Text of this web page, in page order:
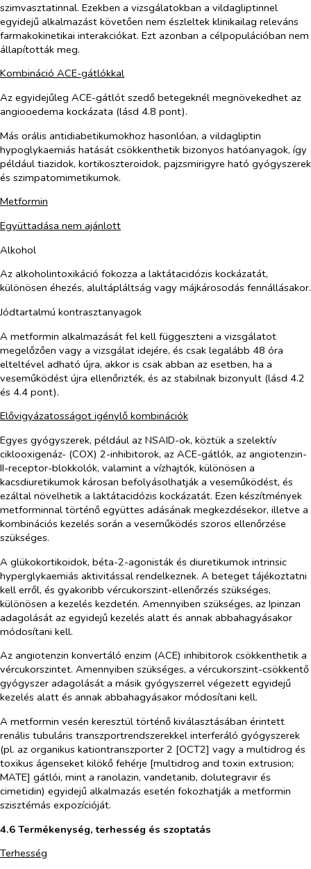
szimvasztatinnal. Ezekben a vizsgálatokban a vildagliptinnel
egyidejű alkalmazást követően nem észleltek klinikailag releváns
farmakokinetikai interakciókat. Ezt azonban a célpopulációban nem
állapították meg.
Kombináció ACE-gátlókkal
Az egyidejűleg ACE-gátlót szedő betegeknél megnövekedhet az
angiooedema kockázata (lásd 4.8 pont).
Más orális antidiabetikumokhoz hasonlóan, a vildagliptin
hypoglykaemiás hatását csökkenthetik bizonyos hatóanyagok, így
például tiazidok, kortikoszteroidok, pajzsmirigyre ható gyógyszerek
és szimpatomimetikumok.
Metformin
Együttadása nem ajánlott
Alkohol
Az alkoholintoxikáció fokozza a laktátacidózis kockázatát,
különösen éhezés, alultápláltság vagy májkárosodás fennállásakor.
Jódtartalmú kontrasztanyagok
A metformin alkalmazását fel kell függeszteni a vizsgálatot
megelőzően vagy a vizsgálat idejére, és csak legalább 48 óra
elteltével adható újra, akkor is csak abban az esetben, ha a
veseműködést újra ellenőrizték, és az stabilnak bizonyult (lásd 4.2
és 4.4 pont).
Elővigyázatosságot igénylő kombinációk
Egyes gyógyszerek, például az NSAID-ok, köztük a szelektív
ciklooxigenáz- (COX) 2-inhibitorok, az ACE-gátlók, az angiotenzin-
II-receptor-blokkolók, valamint a vízhajtók, különösen a
kacsdiuretikumok károsan befolyásolhatják a veseműködést, és
ezáltal növelhetik a laktátacidózis kockázatát. Ezen készítmények
metforminnal történő együttes adásának megkezdésekor, illetve a
kombinációs kezelés során a veseműködés szoros ellenőrzése
szükséges.
A glükokortikoidok, béta-2-agonisták és diuretikumok intrinsic
hyperglykaemiás aktivitással rendelkeznek. A beteget tájékoztatni
kell erről, és gyakoribb vércukorszint-ellenőrzés szükséges,
különösen a kezelés kezdetén. Amennyiben szükséges, az Ipinzan
adagolását az egyidejű kezelés alatt és annak abbahagyásakor
módosítani kell.
Az angiotenzin konvertáló enzim (ACE) inhibitorok csökkenthetik a
vércukorszintet. Amennyiben szükséges, a vércukorszint-csökkentő
gyógyszer adagolását a másik gyógyszerrel végezett egyidejű
kezelés alatt és annak abbahagyásakor módosítani kell.
A metformin vesén keresztül történő kiválasztásában érintett
renális tubuláris transzportrendszerekkel interferáló gyógyszerek
(pl. az organikus kationtranszporter 2 [OCT2] vagy a multidrog és
toxikus ágenseket kilökő fehérje [multidrog and toxin extrusion;
MATE] gátlói, mint a ranolazin, vandetanib, dolutegravir és
cimetidin) egyidejű alkalmazás esetén fokozhatják a metformin
szisztémás expozícióját.
4.6 Termékenység, terhesség és szoptatás
Terhesség